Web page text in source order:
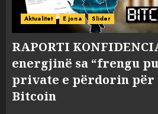
Aktualitet E jona Slider
RAPORTI
energjinë sa “frengu
private e përdorin për
Bitcoin